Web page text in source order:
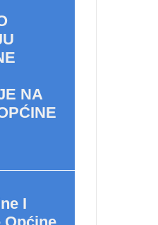
NA
I
Općine